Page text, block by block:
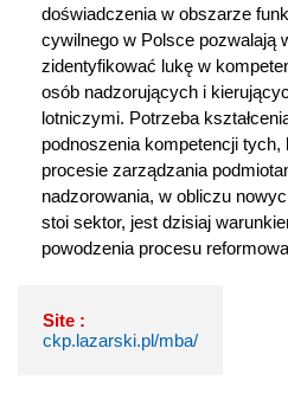
doświadczenia w obszarze
cywilnego w Polsce pozwalają
zidentyfikować lukę w
osób nadzorujących i
lotniczymi. Potrzeba
podnoszenia kompetencji
procesie zarządzania
nadzorowania, w obliczu
stoi sektor, jest dzisiaj
powodzenia procesu
Site :
ckp.lazarski.pl/mba/